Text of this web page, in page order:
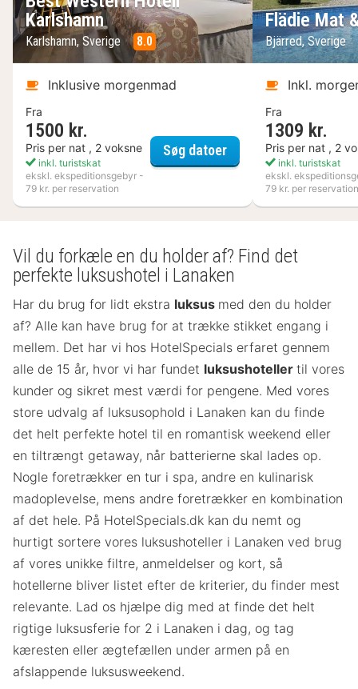
Karlshamn
Karlshamn, Sverige 8.0
Inklusive morgenmad
Fra
1500 kr.
Pris per nat , 2 voksne
inkl. turistskat
ekskl. ekspeditionsgebyr -
79 kr. per reservation
Søg datoerBest Western Hotell
Flädie Mat
Bjärred, Sverige
Inkl.
Fra
1309 kr.
Pris per nat , 2
inkl. turistskat
ekskl.
79 kr. per reservation
Vil du forkæle en du holder af? Find det
perfekte luksushotel i Lanaken
Har du brug for lidt ekstra luksus med den du holder
af? Alle kan have brug for at trække stikket engang i
mellem. Det har vi hos HotelSpecials erfaret gennem
alle de 15 år, hvor vi har fundet luksushoteller til vores
kunder og sikret mest værdi for pengene. Med vores
store udvalg af luksusophold i Lanaken kan du finde
det helt perfekte hotel til en romantisk weekend eller
en tiltrængt getaway, når batterierne skal lades op.
Nogle foretrækker en tur i spa, andre en kulinarisk
madoplevelse, mens andre foretrækker en kombination
af det hele. På HotelSpecials.dk kan du nemt og
hurtigt sortere vores luksushoteller i Lanaken ved brug
af vores unikke filtre, anmeldelser og kort, så
hotellerne bliver listet efter de kriterier, du finder mest
relevante. Lad os hjælpe dig med at finde det helt
rigtige luksusferie for 2 i Lanaken i dag, og tag
kæresten eller ægtefællen under armen på en
afslappende luksusweekend.